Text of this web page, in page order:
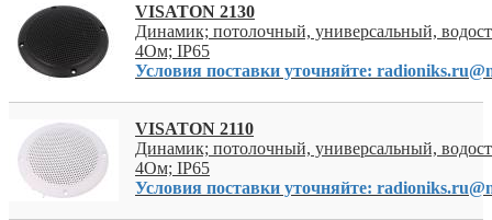
VISATON 2130
Динамик; потолочный, универсальный,
4Ом; IP65
Условия поставки уточняйте:
VISATON 2110
Динамик; потолочный, универсальный,
4Ом; IP65
Условия поставки уточняйте: